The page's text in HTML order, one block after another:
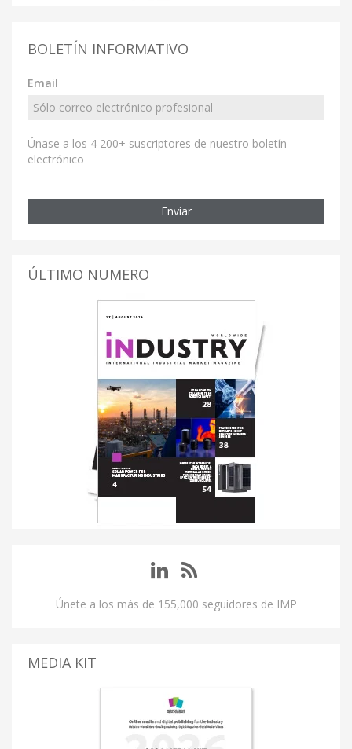
BOLETÍN INFORMATIVO
Email
Únase a los 4 200+ suscriptores de nuestro boletín
electrónico
Enviar
ÚLTIMO NUMERO
Únete a los más de 155,000 seguidores de IMP
MEDIA KIT